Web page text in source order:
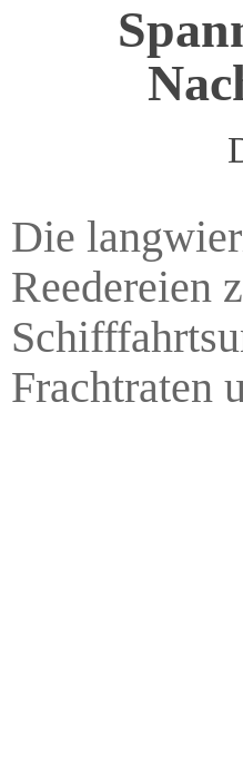
Die
Reedereien
Frachtraten